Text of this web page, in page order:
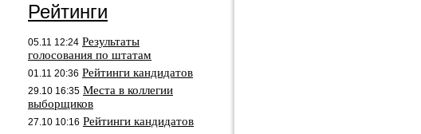
Рейтинги
05.11 12:24 Результаты
голосования по штатам
01.11 20:36 Рейтинги кандидатов
29.10 16:35 Места в коллегии
выборщиков
27.10 10:16 Рейтинги кандидатов